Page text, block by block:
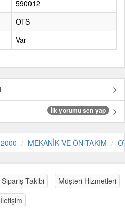
590012
OTS
Var
İlk yorumu sen yap
MEKANİK VE ÖN TAKIM
Sipariş Takibi
Müşteri Hizmetleri
İletişim